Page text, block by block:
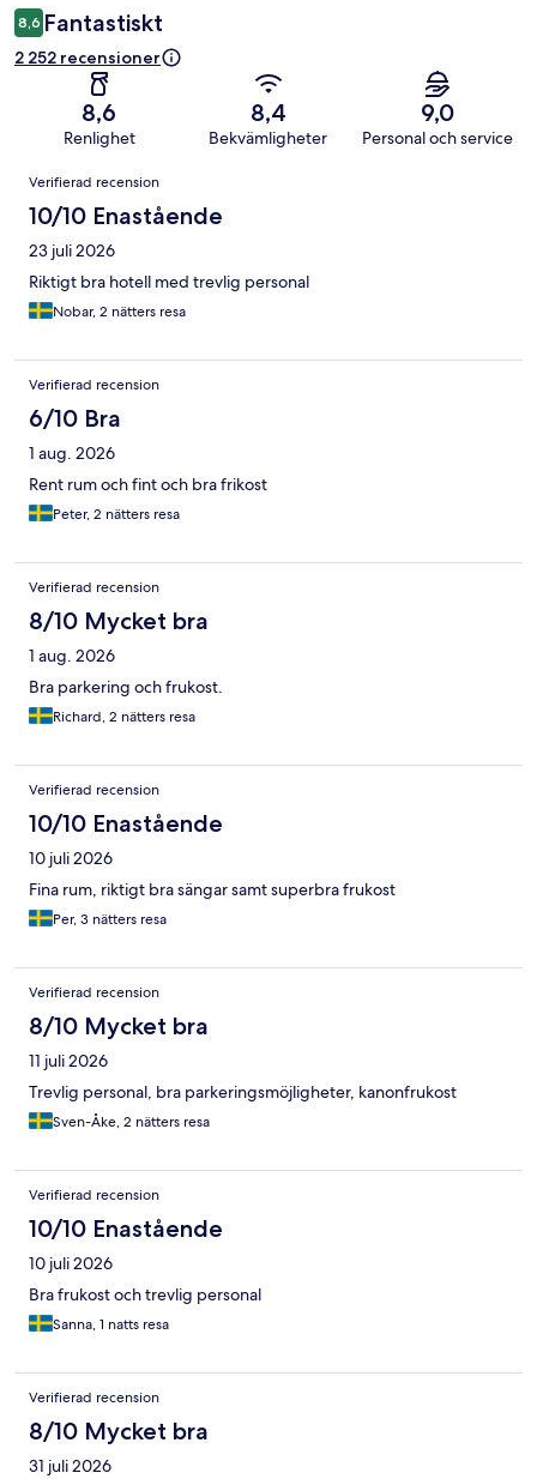
8,6 Fantastiskt
2 252 recensioner
8,6
Renlighet
8,4
Bekvämligheter
9,0
Personal och service
Recensioner
Verifierad recension
10/10 Enastående
23 juli 2026
Riktigt bra hotell med trevlig personal
Nobar, 2 nätters resa
Verifierad recension
6/10 Bra
1 aug. 2026
Rent rum och fint och bra frikost
Peter, 2 nätters resa
Verifierad recension
8/10 Mycket bra
1 aug. 2026
Bra parkering och frukost.
Richard, 2 nätters resa
Verifierad recension
10/10 Enastående
10 juli 2026
Fina rum, riktigt bra sängar samt superbra frukost
Per, 3 nätters resa
Verifierad recension
8/10 Mycket bra
11 juli 2026
Trevlig personal, bra parkeringsmöjligheter, kanonfrukost
Sven-Åke, 2 nätters resa
Verifierad recension
10/10 Enastående
10 juli 2026
Bra frukost och trevlig personal
Sanna, 1 natts resa
Verifierad recension
8/10 Mycket bra
31 juli 2026